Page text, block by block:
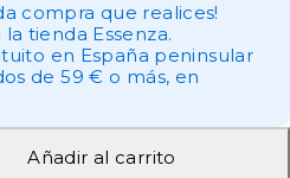
compra que realices!
tienda Essenza.
en España peninsular
de 59 € o más, en
Añadir al carrito